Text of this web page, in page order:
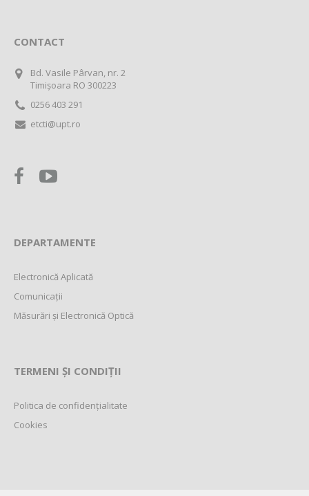
CONTACT
Bd. Vasile Pârvan, nr. 2
Timișoara RO 300223
0256 403 291
etcti@upt.ro
DEPARTAMENTE
Electronică Aplicată
Comunicații
Măsurări și Electronică Optică
TERMENI ȘI CONDIȚII
Politica de confidențialitate
Cookies